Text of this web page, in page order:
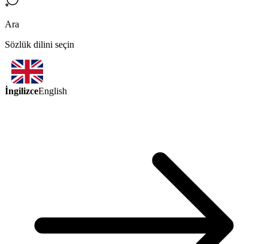
Ara
Sözlük dilini seçin
İngilizceEnglish